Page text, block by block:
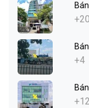
+20
+4
+12